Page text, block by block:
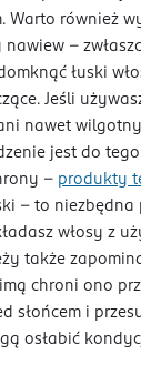
Warto również
–
łuski
Jeśli
nawet
jest do
– produkty
– to
włosy z
także
chroni ono
słońcem i
osłabić